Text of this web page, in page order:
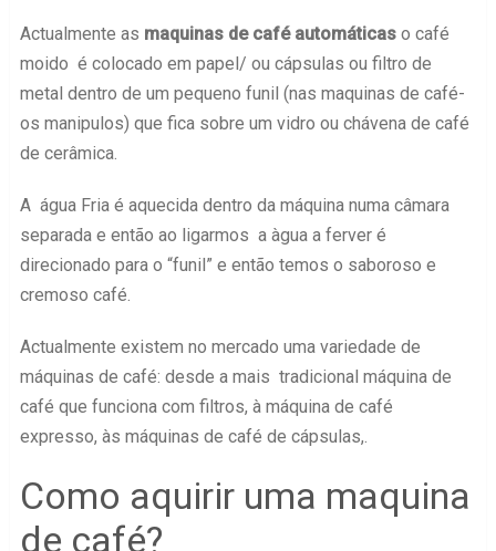
Actualmente as maquinas de café automáticaso café
moido é colocado em papel/ ou cápsulas ou filtro de
metal dentro de um pequeno funil (nas maquinas de café-
os manipulos) que fica sobre um vidro ou chávena de café
de cerâmica.
A água Fria é aquecida dentro da máquina numa câmara
separada e então ao ligarmos a àgua a ferver é
direcionado para o “funil” e então temos o saboroso e
cremoso café.
Actualmente existem no mercado uma variedade de
máquinas de café: desde a mais tradicional máquina de
café que funciona com filtros, à máquina de café
expresso, às máquinas de café de cápsulas,.
Como aquirir uma maquina
de café?